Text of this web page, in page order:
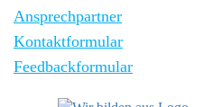
Ansprechpartner
Kontaktformular
Feedbackformular